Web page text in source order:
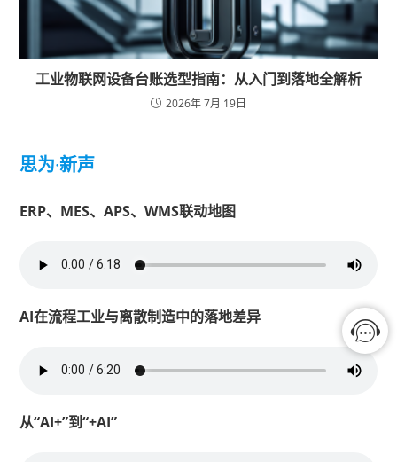
工业物联网设备台账选型指南：从入门到落地全解析
2026年 7月 19日
思为·新声
ERP、MES、APS、WMS联动地图
AI在流程工业与离散制造中的落地差异
从“AI+”到“+AI”